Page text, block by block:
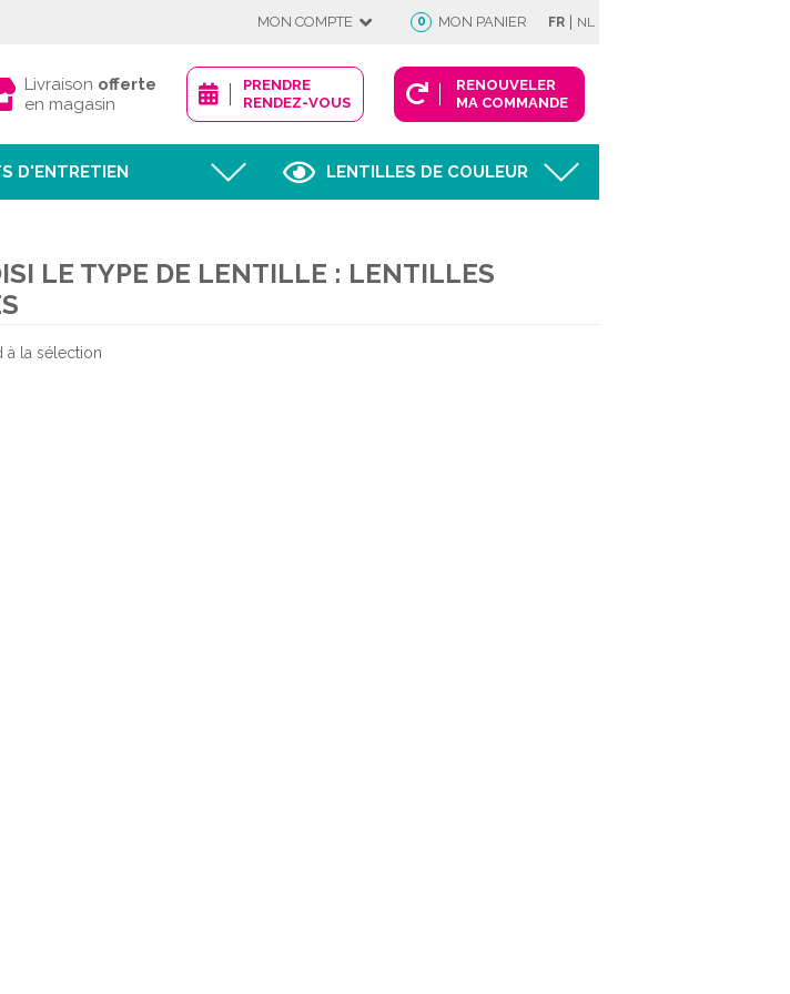
MON COMPTE
Déjà client ?
Afficher
JE M'IDENTIFIE
0 MON PANIER FR | NL
Livraison offerte
en magasin
PRENDRE
RENDEZ-VOUS
RENOUVELER
MA COMMANDE
D'ENTRETIEN LENTILLES DE COULEUR
LE TYPE DE LENTILLE : LENTILLES
à la sélection